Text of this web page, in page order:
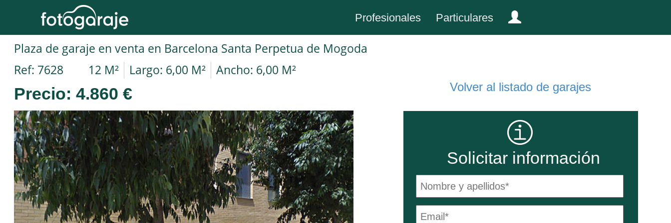
Profesionales Particulares
Plaza de garaje en venta en Barcelona Santa Perpetua de Mogoda
Ref: 7628
12 M² Largo: 6,00 M² Ancho: 6,00 M²
Precio: 4.860 € Volver al listado de garajes
Solicitar información